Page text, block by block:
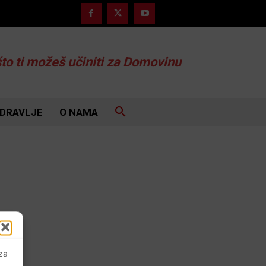
ti možeš učiniti za Domovinu
O NAMA